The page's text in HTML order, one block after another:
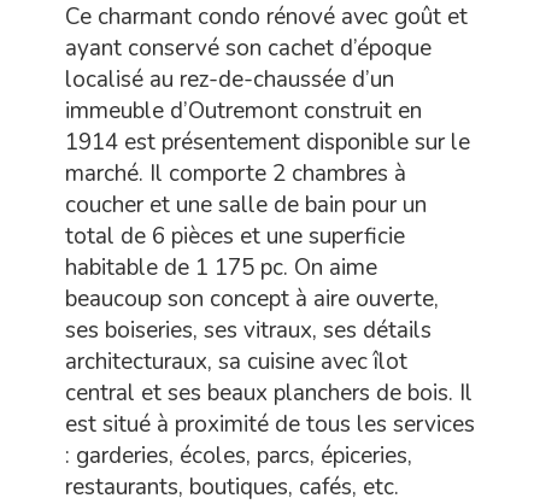
Ce charmant condo rénové avec goût et
ayant conservé son cachet d’époque
localisé au rez-de-chaussée d’un
immeuble d’Outremont construit en
1914 est présentement disponible sur le
marché. Il comporte 2 chambres à
coucher et une salle de bain pour un
total de 6 pièces et une superficie
habitable de 1 175 pc. On aime
beaucoup son concept à aire ouverte,
ses boiseries, ses vitraux, ses détails
architecturaux, sa cuisine avec îlot
central et ses beaux planchers de bois. Il
est situé à proximité de tous les services
: garderies, écoles, parcs, épiceries,
restaurants, boutiques, cafés, etc.